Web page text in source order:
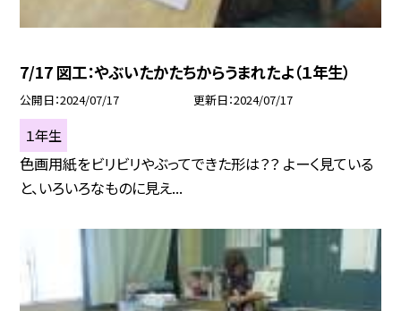
7/17 図工：やぶいたかたちからうまれたよ（１年生）
公開日 2024/07/17 更新日 2024/07/17
１年生
色画用紙をビリビリやぶってできた形は？？ よーく見ている
と、いろいろなものに見え...